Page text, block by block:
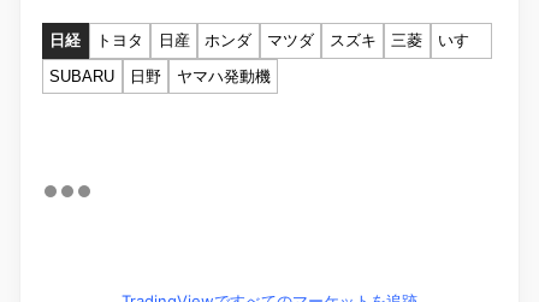
日経 トヨタ 日産 ホンダ マツダ スズキ 三菱
いすゞ
SUBARU
日野 ヤマハ発動機